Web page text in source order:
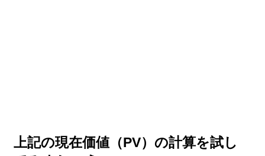
上記の現在価値（PV）の計算を試し